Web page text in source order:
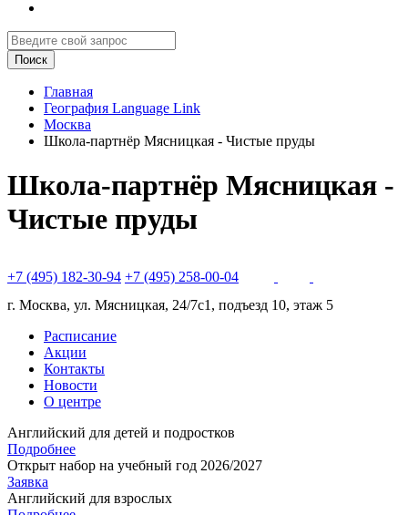
Главная
География Language Link
Москва
Школа-партнёр Мясницкая - Чистые пруды
Школа-партнёр Мясницкая -
Чистые пруды
+7 (495) 182-30-94 +7 (495) 258-00-04
г. Москва, ул. Мясницкая, 24/7с1, подъезд 10, этаж 5
Расписание
Акции
Контакты
Новости
О центре
Английский для детей и подростков
Подробнее
Открыт набор на учебный год 2026/2027
Заявка
Английский для взрослых